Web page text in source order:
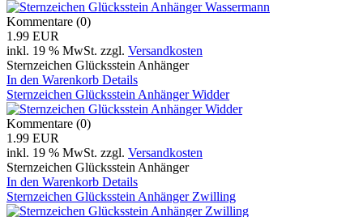
Kommentare (0)
1.99 EUR
inkl. 19 % MwSt. zzgl. Versandkosten
Sternzeichen Glücksstein Anhänger
In den Warenkorb Details
Sternzeichen Glücksstein Anhänger Widder
Kommentare (0)
1.99 EUR
inkl. 19 % MwSt. zzgl. Versandkosten
Sternzeichen Glücksstein Anhänger
In den Warenkorb Details
Sternzeichen Glücksstein Anhänger Zwilling